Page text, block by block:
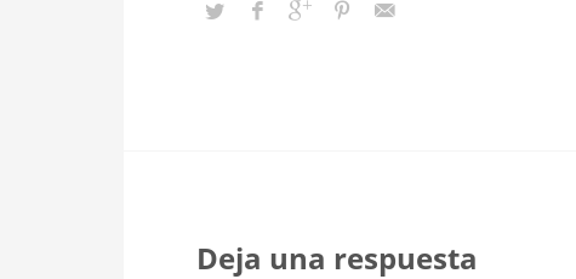
Deja una respuesta